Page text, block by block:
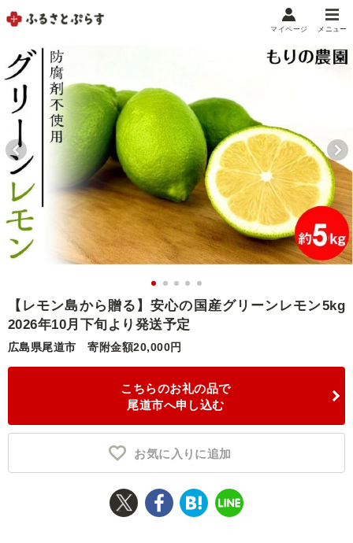
メニュー
マイメニュー
マイページ
お気に入り 閲覧履歴
メニュー
お礼の品から探す
お礼の品をカテゴリや金額で絞り込み
自治体から探す
ランキング
特集・おすすめ
マイページ
【レモン島から贈る】安心の国産グリーンレモン5kg
2026年10月下旬より発送予定
広島県尾道市 寄附金額20,000円
こちらのお礼の品で
尾道市へ申し込む
お気に入りに追加